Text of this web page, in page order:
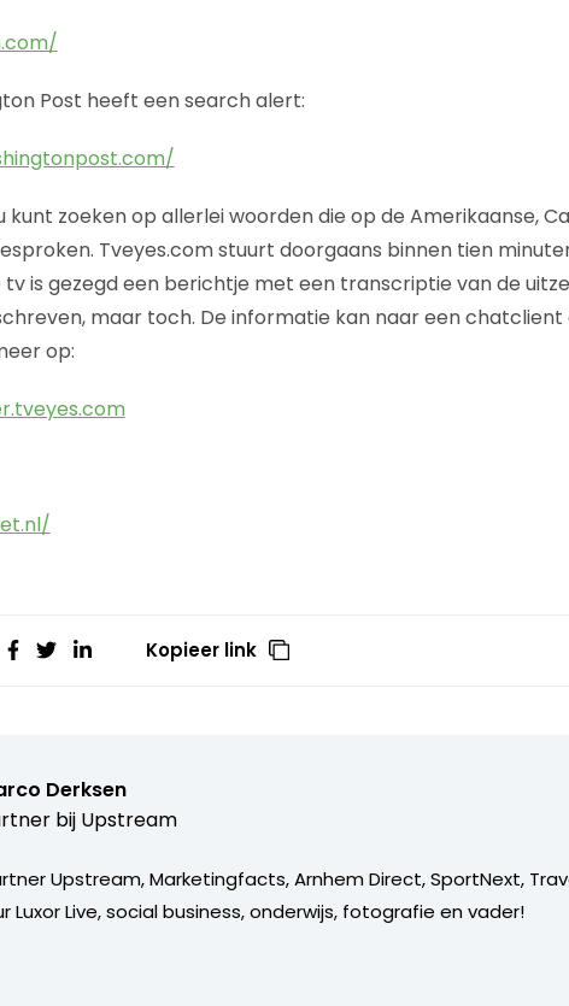
Post heeft een search alert:
kunt zoeken op allerlei woorden die op de Amerikaanse,
Tveyes.com stuurt doorgaans binnen tien
is gezegd een berichtje met een transcriptie van de
maar toch. De informatie kan naar een chatclient
op:
Kopieer link
Derksen
bij Upstream
Upstream, Marketingfacts, Arnhem Direct, SportNext,
Luxor Live, social business, onderwijs, fotografie en vader!